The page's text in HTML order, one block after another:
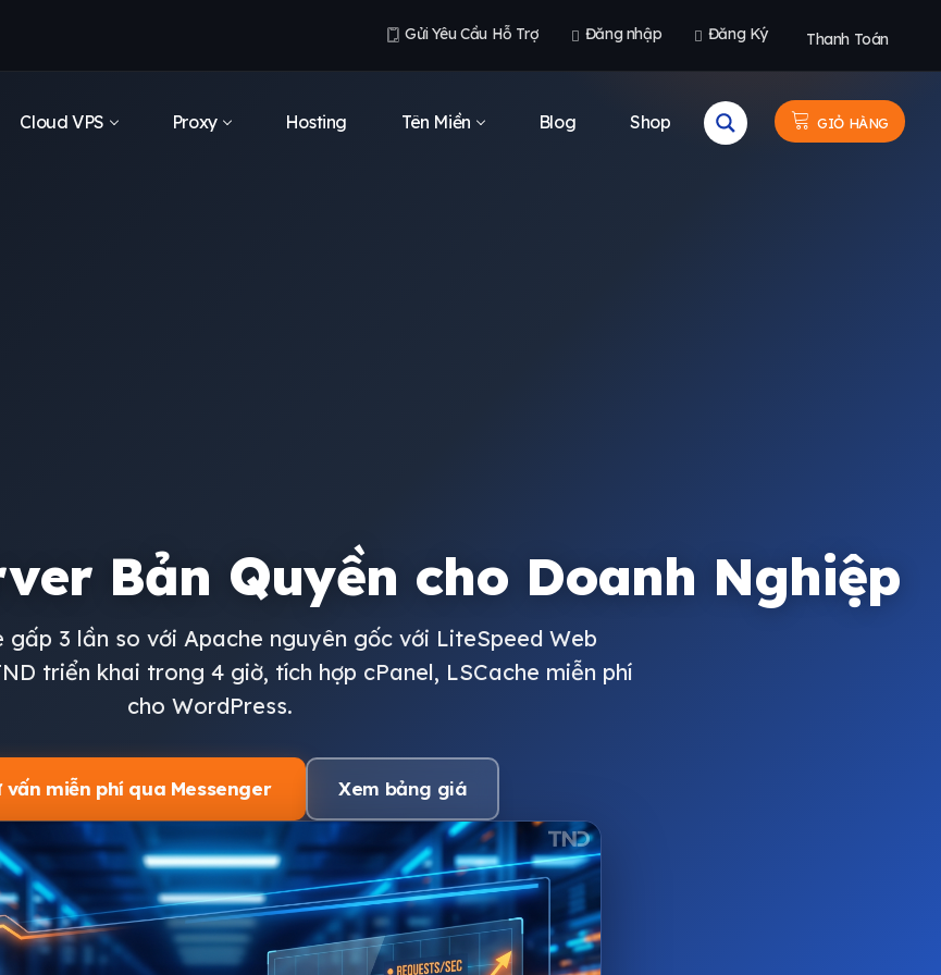
Gửi Yêu Cầu Hỗ Trợ Đăng nhập Đăng Ký Thanh Toán
Cloud VPS Proxy Hosting Tên Miền Blog Shop GIỎ HÀNG
Bản Quyền cho Doanh Nghiệp
gấp 3 lần so với Apache nguyên gốc với LiteSpeed Web
triển khai trong 4 giờ, tích hợp cPanel, LSCache miễn phí
cho WordPress.
vấn miễn phí qua Messenger Xem bảng giá